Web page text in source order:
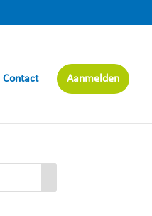
Contact Aanmelden